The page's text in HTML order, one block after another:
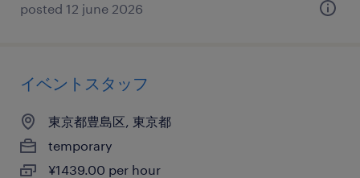
posted 12 june 2026
イベントスタッフ
東京都豊島区, 東京都
temporary
¥1439.00 per hour